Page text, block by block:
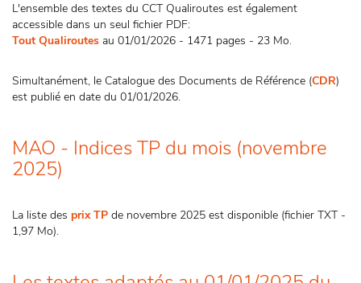
L'ensemble des textes du CCT Qualiroutes est également
accessible dans un seul fichier PDF:
Tout Qualiroutes au 01/01/2026 - 1471 pages - 23 Mo.
Simultanément, le Catalogue des Documents de Référence (CDR)
est publié en date du 01/01/2026.
MAO - Indices TP du mois (novembre
2025)
La liste des prix TP de novembre 2025 est disponible (fichier TXT -
1,97 Mo).